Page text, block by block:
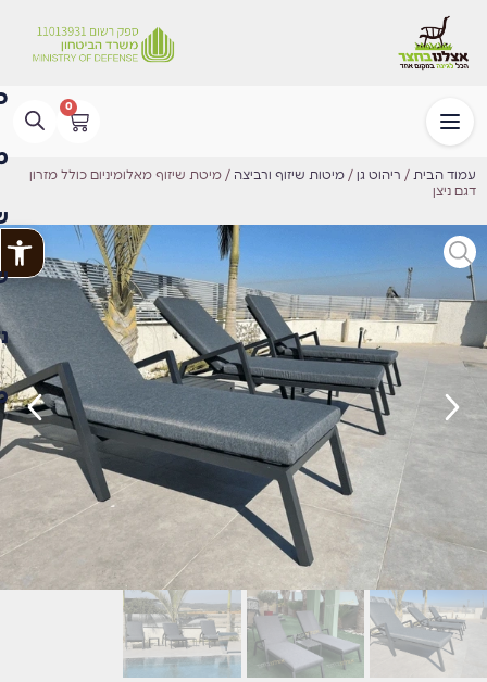
0
עמוד הבית / ריהוט גן / מיטות שיזוף ורביצה / מיטת שיזוף מאלומיניום כולל מזרון
דגם ניצן